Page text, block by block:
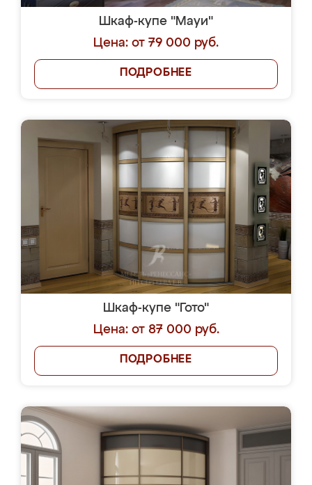
Шкаф-купе "Мауи"
Цена: от 79 000 руб.
ПОДРОБНЕЕ
Шкаф-купе "Гото"
Цена: от 87 000 руб.
ПОДРОБНЕЕ